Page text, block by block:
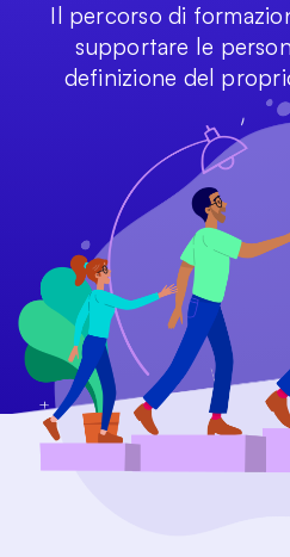
Il percorso di
supportare le
definizione del